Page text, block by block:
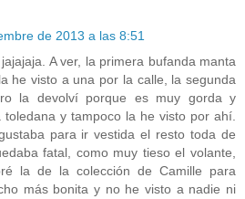
de 2013 a las 8:51
A ver, la primera bufanda manta
he visto a una por la calle, la segunda
la devolví porque es muy gorda y
y tampoco la he visto por ahí.
para ir vestida el resto toda de
fatal, como muy tieso el volante,
la de la colección de Camille para
más bonita y no he visto a nadie ni